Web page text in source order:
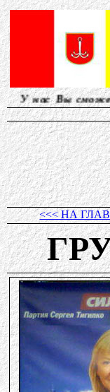
найти всегда
<<< НА